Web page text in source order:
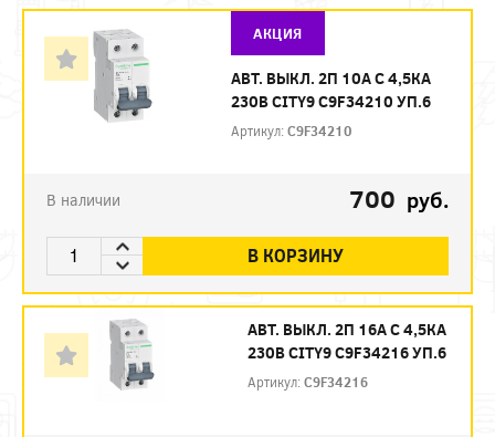
АКЦИЯ
АВТ. ВЫКЛ. 2П 10А С 4,5КА
230В CITY9 C9F34210 УП.6
Артикул:C9F34210
В наличии 700 руб.
В КОРЗИНУ
АВТ. ВЫКЛ. 2П 16А С 4,5КА
230В CITY9 C9F34216 УП.6
Артикул:C9F34216